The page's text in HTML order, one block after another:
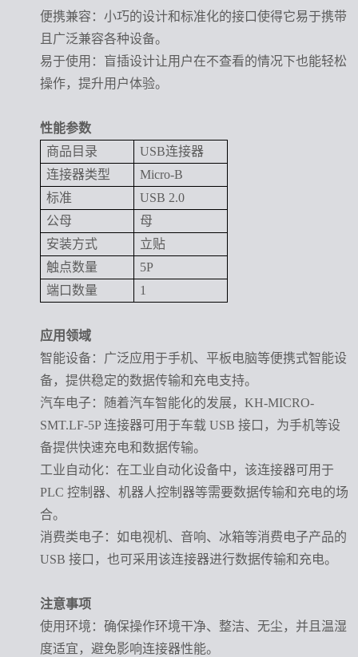
便携兼容 ：小巧的设计和标准化的接口使得它易于携带
且广泛兼容各种设备。
易于使用 ：盲插设计让用户在不查看的情况下也能轻松
操作，提升用户体验。
性能参数
商品目录
USB连接器
连接器类型
Micro-B
标准
USB 2.0
公母
母
安装方式
立贴
触点数量
5P
端口数量
1
应用领域
智能设备：广泛应用于手机、平板电脑等便携式智能设
备，提供稳定的数据传输和充电支持。
汽车电子：随着汽车智能化的发展， KH-MICRO-
SMT.LF-5P 连接器可用于车载 USB 接口，为手机等设
备提供快速充电和数据传输。
工业自动化：在工业自动化设备中，该连接器可用于
PLC 控制器、机器人控制器等需要数据传输和充电的场
合。
消费类电子：如电视机、音响、冰箱等消费电子产品的
USB 接口，也可采用该连接器进行数据传输和充电。
注意事项
使用环境 ：确保操作环境干净、整洁、无尘，并且温湿
度适宜，避免影响连接器性能。